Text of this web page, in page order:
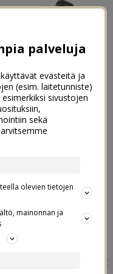
Elisa |
vai
toukokuussa
sen käyttöä
ekaluokan alkua. Nyt
palveluja
käyttävät evästeitä ja
(esim. laitetunniste)
sivustojen
sekä
olevien tietojen
mainonnan ja